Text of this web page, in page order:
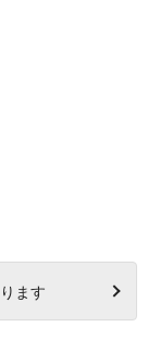
ます